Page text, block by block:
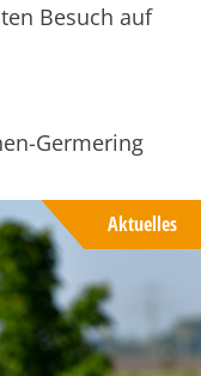
Besuch auf
Germering
Aktuelles